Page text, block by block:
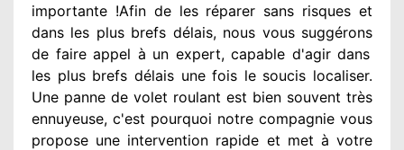
importante !Afin de les réparer sans risques et
dans les plus brefs délais, nous vous suggérons
de faire appel à un expert, capable d'agirdans
les plus brefs délais une fois le soucis localiser.
Une panne de volet roulant est bien souvent très
ennuyeuse, c'est pourquoi notre compagnie vous
propose une intervention rapide et met à votre